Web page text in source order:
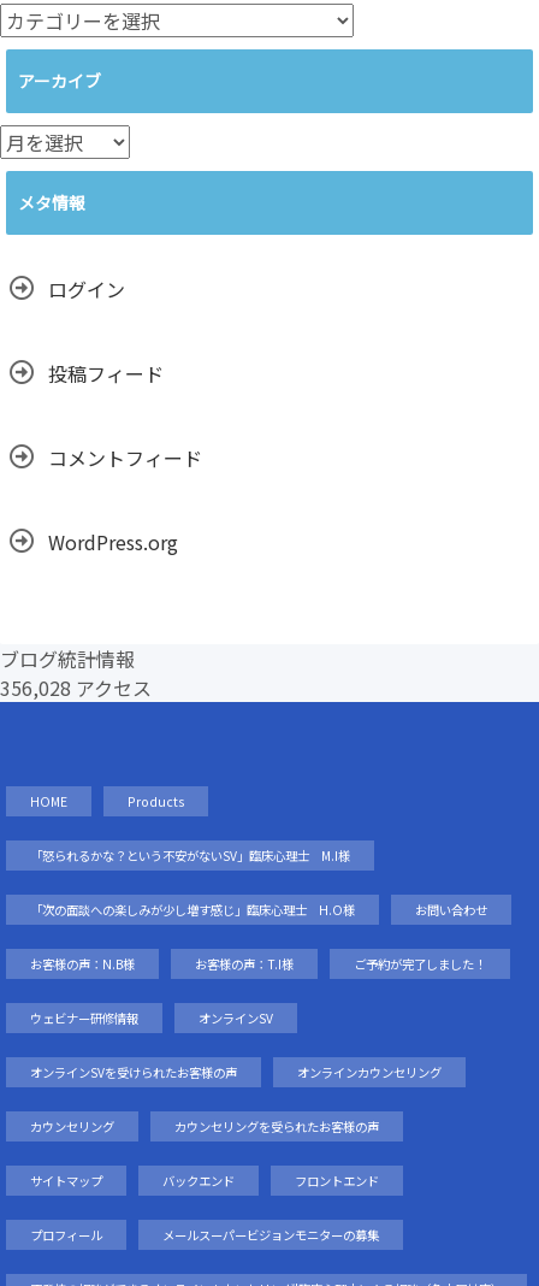
カ
テ
ー
アーカイブ
ア
ー
メタ情報
ログイン
投稿フィード
コメントフィード
WordPress.org
ブログ統計情報
356,028 アクセス
HOME Products
「怒られるかな？という不安がないSV」臨床心理士 M.I様
「次の面談への楽しみが少し増す感じ」臨床心理士 H.O様 お問い合わせ
お客様の声：N.B様 お客様の声：T.I様 ご予約が完了しました！
ウェビナー研修情報 オンラインSV
オンラインSVを受けられたお客様の声 オンラインカウンセリング
カウンセリング カウンセリングを受られたお客様の声
サイトマップ バックエンド フロントエンド
プロフィール メールスーパービジョンモニターの募集